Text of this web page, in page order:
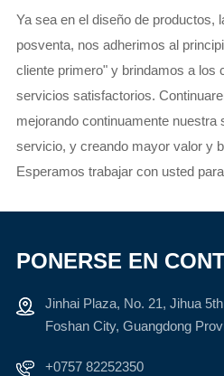
Ya sea en el diseño de productos,
posventa, nos adherimos al
cliente primero" y brindamos a los
servicios satisfactorios.
mejorando continuamente nuestra
servicio, y creando mayor valor y
Esperamos trabajar con usted
PONERSE EN
Jinhai Plaza, No. 21, Jihua
Foshan City, Guangdong
+0757 82252350